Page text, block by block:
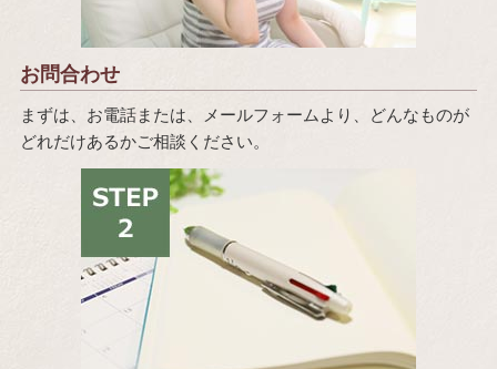
お問合わせ
まずは、お電話または、メールフォームより、どんなものが
どれだけあるかご相談ください。